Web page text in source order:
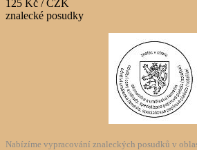
125 Kč / CZK
znalecké posudky
Nabízíme vypracování znaleckých posudků v